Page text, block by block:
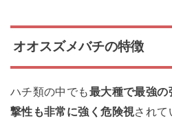
オオスズメバチの特徴
ハチ類の中でも最大種で最強の
撃性も非常に強く危険視されて